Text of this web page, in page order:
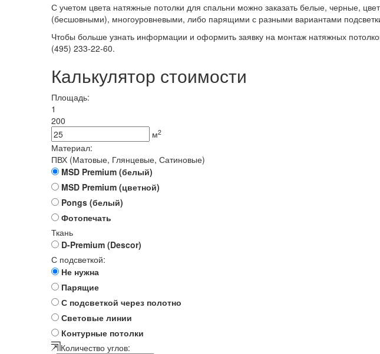
С учетом цвета натяжные потолки для спальни можно заказать белые, черные,
(бесшовными), многоуровневыми, либо парящими с разными вариантами
Чтобы больше узнать информации и оформить заявку на монтаж натяжных
(495) 233-22-60.
Калькулятор стоимости
Площадь:
1
200
м2
Материал:
ПВХ (Матовые, Глянцевые, Сатиновые)
MSD Premium (белый)
MSD Premium (цветной)
Pongs (белый)
Фотопечать
Ткань
D-Premium (Descor)
С подсветкой:
Не нужна
Парящие
С подсветкой через полотно
Световые линии
Контурные потолки
Количество углов: